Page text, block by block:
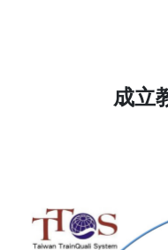
成立